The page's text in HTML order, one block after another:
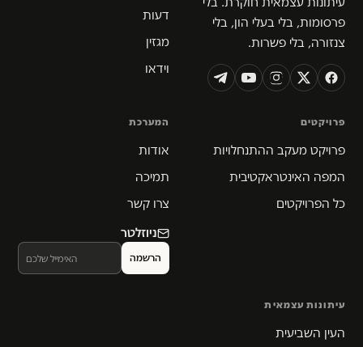
פרסומות, בלי בעלי הון, בלי
צנזורה, בלי פשרות.
דעות
מגזין
וידאו
פרויקטים
פרויקט מעקב ההתנחלויות
המפה האינטראקטיבית
כל הפרויקטים
המערכת
אודות
תמיכה
צרו קשר
ניוזלטר
עיתונות עצמאית
העין השביעית